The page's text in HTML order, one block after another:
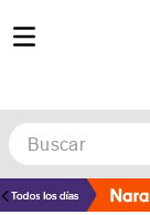
Buscar
TÉRMINOS